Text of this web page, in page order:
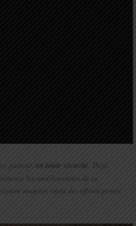
partout, en toute sécurité. Déjà
les améliorations de ce
majeure vient des efforts portés